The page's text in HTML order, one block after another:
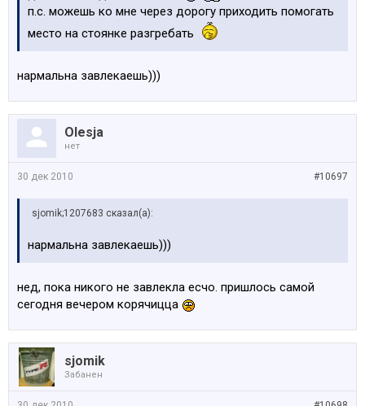
п.с. можешь ко мне через дорогу приходить помогать
место на стоянке разгребать
нармальна завлекаешь)))
Olesja
нет
#10697
30 дек 2010
sjomik;1207683 сказал(а):
нармальна завлекаешь)))
нед, пока никого не завлекла есчо. пришлось самой
сегодня вечером корячицца
sjomik
Забанен